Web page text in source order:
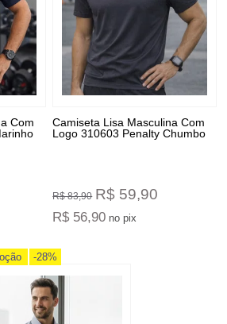
Com
Camiseta Lisa Masculina Com
Logo 310603 Penalty Chumbo
R$ 83,90 R$ 59,90
R$ 56,90 no pix
-28%